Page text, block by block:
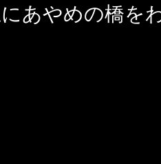
にあやめの橋